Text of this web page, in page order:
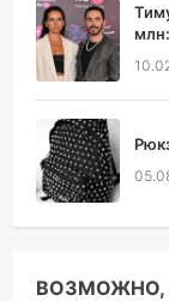
ВОЗМОЖНО,